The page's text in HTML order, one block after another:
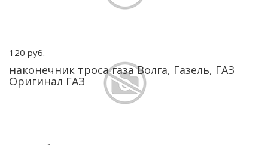
120 руб.
наконечник троса газа Волга, Газель, ГАЗ
Оригинал ГАЗ